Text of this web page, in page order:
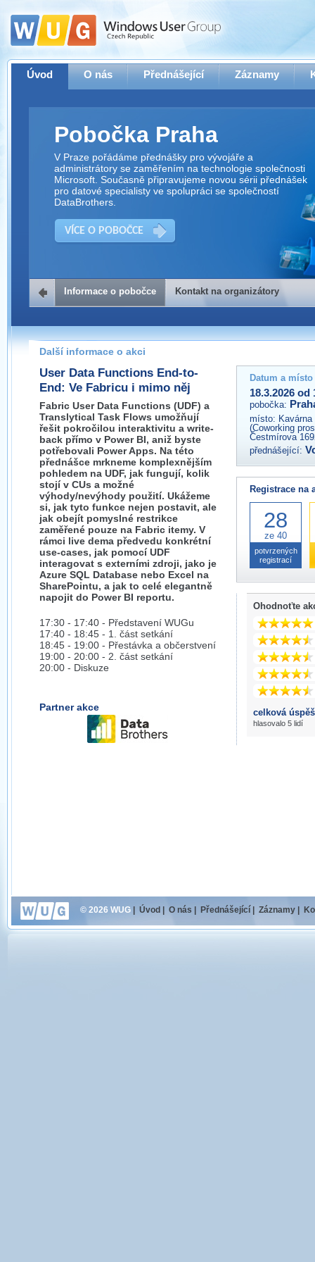
Úvod O nás Přednášející Záznamy
Pobočka Praha
V Praze pořádáme přednášky pro vývojáře a
administrátory se zaměřením na technologie společnosti
Microsoft. Současně připravujeme novou sérii přednášek
pro datové specialisty ve spolupráci se společností
DataBrothers.
VÍCE O POBOČCE
Kontakt na organizátory
Pokud máte jakýkoliv dotaz na organizátory této akce,
prosím neváhejte nás kontaktovat na e-mailu:
praha@wug.cz
Informace o pobočce Kontakt na organizátory
Další informace o akci
User Data Functions End-to-
End: Ve Fabricu i mimo něj
Fabric User Data Functions (UDF) a
Translytical Task Flows umožňují
řešit pokročilou interaktivitu a write-
back přímo v Power BI, aniž byste
potřebovali Power Apps. Na této
přednášce mrkneme komplexnějším
pohledem na UDF, jak fungují, kolik
stojí v CUs a možné
výhody/nevýhody použití. Ukážeme
si, jak tyto funkce nejen postavit, ale
jak obejít pomyslné restrikce
zaměřené pouze na Fabric itemy. V
rámci live dema předvedu konkrétní
use-cases, jak pomocí UDF
interagovat s externími zdroji, jako je
Azure SQL Database nebo Excel na
SharePointu, a jak to celé elegantně
napojit do Power BI reportu.
17:30 - 17:40 - Představení WUGu
17:40 - 18:45 - 1. část setkání
18:45 - 19:00 - Přestávka a občerstvení
19:00 - 20:00 - 2. část setkání
20:00 - Diskuze
Partner akce
Datum a
18.3.2026 od
pobočka:
místo:
(Coworking
Čestmírova
přednášející:
Registrace na
28
ze 40
potvrzených
registrací
Ohodnoťte
celková
hlasovalo 5 lidí
© 2026 WUG Úvod O nás Přednášející Záznamy